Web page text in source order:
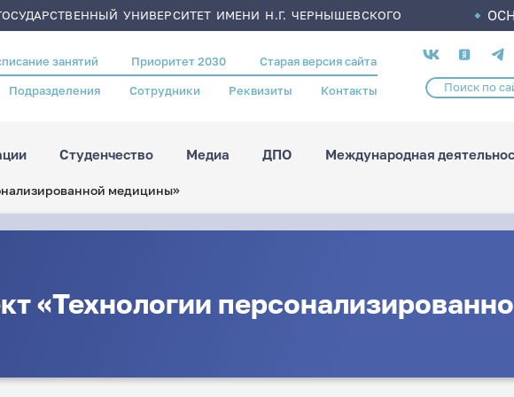
УНИВЕРСИТЕТ ИМЕНИ Н.Г. ЧЕРНЫШЕВСКОГО
занятий Приоритет 2030 Старая версия сайта
Подразделения Сотрудники Реквизиты Контакты
Социальные
сети
Студенчество Медиа ДПО Международная
медицины»
«Технологии